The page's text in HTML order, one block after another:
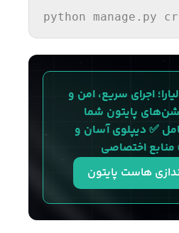
python manage.py
هاست Python لیارا؛ اجرای سریع، امن و
شما
✅ دیپلوی آسان و
اختصاصی